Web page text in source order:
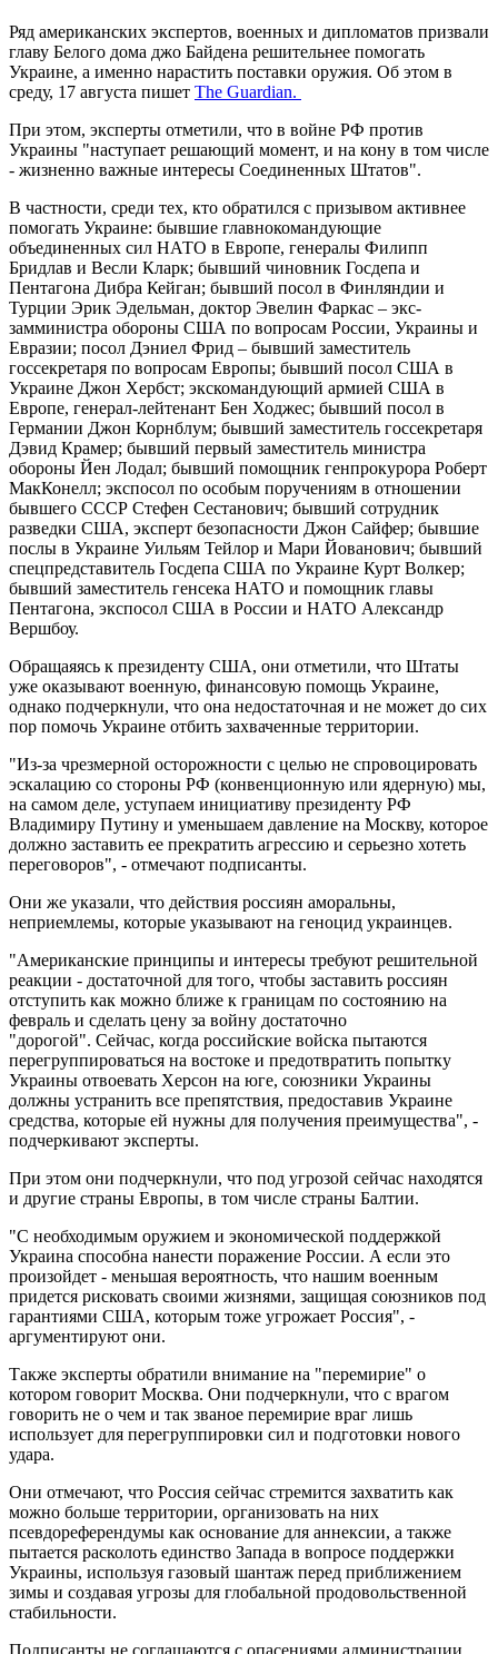
Ряд американских экспертов, военных и дипломатов призвали
главу Белого дома джо Байдена решительнее помогать
Украине, а именно нарастить поставки оружия. Об этом в
среду, 17 августа пишет The Guardian.
При этом, эксперты отметили, что в войне РФ против
Украины "наступает решающий момент, и на кону в том числе
- жизненно важные интересы Соединенных Штатов".
В частности, среди тех, кто обратился с призывом активнее
помогать Украине: бывшие главнокомандующие
объединенных сил НАТО в Европе, генералы Филипп
Бридлав и Весли Кларк; бывший чиновник Госдепа и
Пентагона Дибра Кейган; бывший посол в Финляндии и
Турции Эрик Эдельман, доктор Эвелин Фаркас – экс-
замминистра обороны США по вопросам России, Украины и
Евразии; посол Дэниел Фрид – бывший заместитель
госсекретаря по вопросам Европы; бывший посол США в
Украине Джон Хербст; экскомандующий армией США в
Европе, генерал-лейтенант Бен Ходжес; бывший посол в
Германии Джон Корнблум; бывший заместитель госсекретаря
Дэвид Крамер; бывший первый заместитель министра
обороны Йен Лодал; бывший помощник генпрокурора Роберт
МакКонелл; экспосол по особым поручениям в отношении
бывшего СССР Стефен Сестанович; бывший сотрудник
разведки США, эксперт безопасности Джон Сайфер; бывшие
послы в Украине Уильям Тейлор и Мари Йованович; бывший
спецпредставитель Госдепа США по Украине Курт Волкер;
бывший заместитель генсека НАТО и помощник главы
Пентагона, экспосол США в России и НАТО Александр
Вершбоу.
Обращаяясь к президенту США, они отметили, что Штаты
уже оказывают военную, финансовую помощь Украине,
однако подчеркнули, что она недостаточная и не может до сих
пор помочь Украине отбить захваченные территории.
"Из-за чрезмерной осторожности с целью не спровоцировать
эскалацию со стороны РФ (конвенционную или ядерную) мы,
на самом деле, уступаем инициативу президенту РФ
Владимиру Путину и уменьшаем давление на Москву, которое
должно заставить ее прекратить агрессию и серьезно хотеть
переговоров", - отмечают подписанты.
Они же указали, что действия россиян аморальны,
неприемлемы, которые указывают на геноцид украинцев.
"Американские принципы и интересы требуют решительной
реакции - достаточной для того, чтобы заставить россиян
отступить как можно ближе к границам по состоянию на
февраль и сделать цену за войну достаточно
"дорогой". Сейчас, когда российские войска пытаются
перегруппироваться на востоке и предотвратить попытку
Украины отвоевать Херсон на юге, союзники Украины
должны устранить все препятствия, предоставив Украине
средства, которые ей нужны для получения преимущества", -
подчеркивают эксперты.
При этом они подчеркнули, что под угрозой сейчас находятся
и другие страны Европы, в том числе страны Балтии.
"С необходимым оружием и экономической поддержкой
Украина способна нанести поражение России. А если это
произойдет - меньшая вероятность, что нашим военным
придется рисковать своими жизнями, защищая союзников под
гарантиями США, которым тоже угрожает Россия", -
аргументируют они.
Также эксперты обратили внимание на "перемирие" о
котором говорит Москва. Они подчеркнули, что с врагом
говорить не о чем и так званое перемирие враг лишь
использует для перегруппировки сил и подготовки нового
удара.
Они отмечают, что Россия сейчас стремится захватить как
можно больше территории, организовать на них
псевдореферендумы как основание для аннексии, а также
пытается расколоть единство Запада в вопросе поддержки
Украины, используя газовый шантаж перед приближением
зимы и создавая угрозы для глобальной продовольственной
стабильности.
Подписанты не соглашаются с опасениями администрации